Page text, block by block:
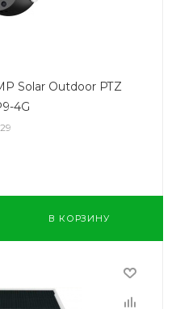
Solar Outdoor PTZ
4G
В КОРЗИНУ